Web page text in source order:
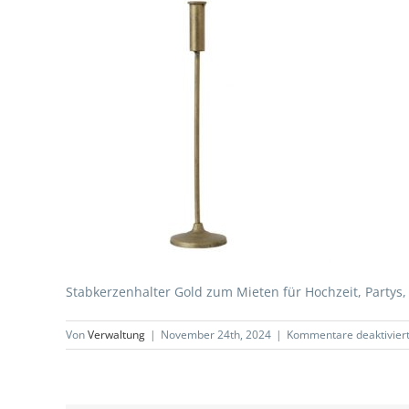
Stabkerzenhalter Gold zum Mieten für Hochzeit, Partys,
VonVerwaltung | November 24th, 2024 | Kommentare deaktiviert